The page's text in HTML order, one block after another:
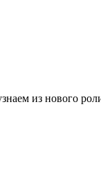
из нового